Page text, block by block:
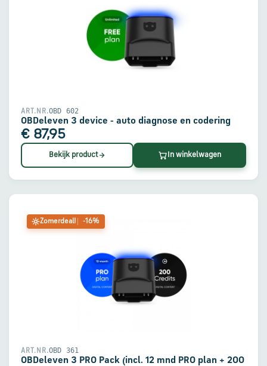
ART.NR.OBD 602
OBDeleven 3 device - auto diagnose en codering
€ 87,95
Bekijk product In winkelwagen
Zomerdeal! -16%
ART.NR.OBD 361
OBDeleven 3 PRO Pack (incl. 12 mnd PRO plan + 200